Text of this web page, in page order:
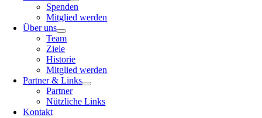
Spenden
Mitglied werden
Über uns
Team
Ziele
Historie
Mitglied werden
Partner & Links
Partner
Nützliche Links
Kontakt